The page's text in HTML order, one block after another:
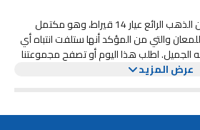
هذا المنتج الرائع مصنوع من الذهب الرائع عيار 14 قيراط، وهو مكتمل
والتي من المؤكد أنها ستلفت انتباه أي
اطلب هذا اليوم أو تصفح مجموعتنا
الفاخرة.
عرض المزيد